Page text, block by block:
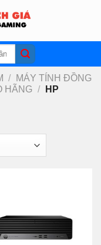
/
MÁY TÍNH ĐỒNG
HÃNG / HP